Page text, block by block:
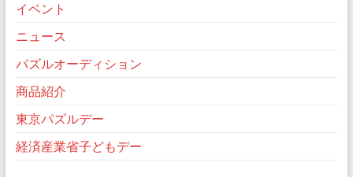
イベント
ニュース
パズルオーディション
商品紹介
東京パズルデー
経済産業省子どもデー